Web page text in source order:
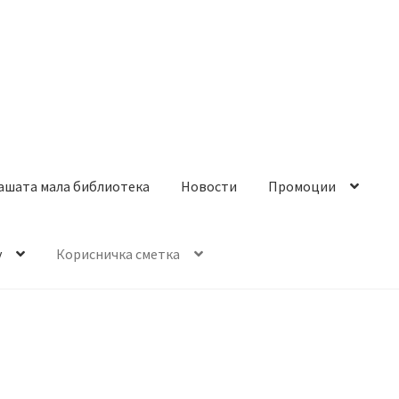
мала библиотека Новости Промоции
Корисничка сметка